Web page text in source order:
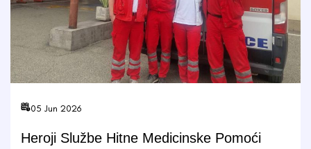
05 Jun 2026
Heroji Službe Hitne Medicinske Pomoći